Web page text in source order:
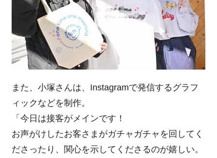
また、小塚さんは、Instagramで発信するグラフ
ィックなどを制作。
「今日は接客がメインです！
お声がけしたお客さまがガチャガチャを回してく
ださったり、関心を示してくださるのが嬉しい。